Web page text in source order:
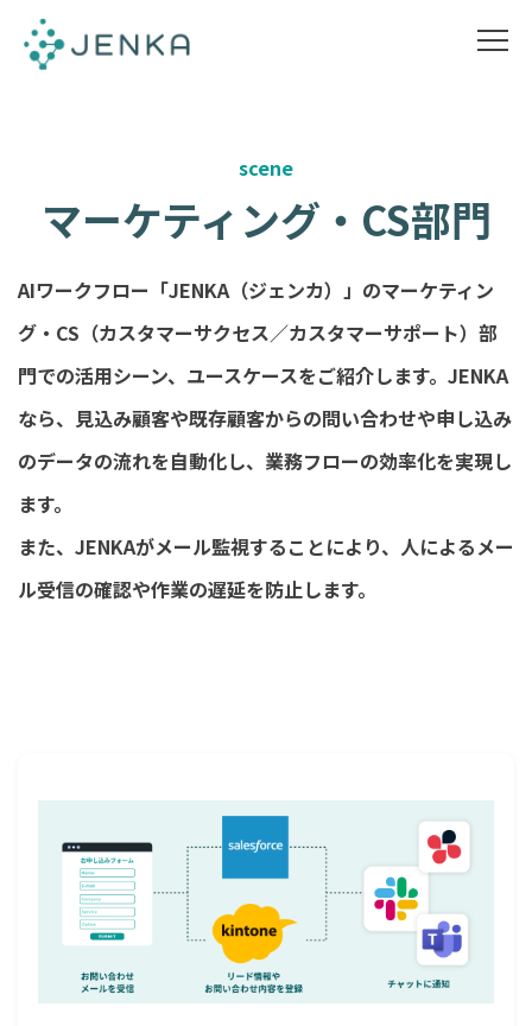
scene
マーケティング・CS部門
AIワークフロー「JENKA（ジェンカ）」のマーケティン
グ・CS（カスタマーサクセス／カスタマーサポート）部
門での活用シーン、ユースケースをご紹介します。JENKA
なら、見込み顧客や既存顧客からの問い合わせや申し込み
のデータの流れを自動化し、業務フローの効率化を実現し
ます。
また、JENKAがメール監視することにより、人によるメー
ル受信の確認や作業の遅延を防止します。